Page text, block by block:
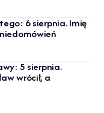
6 sierpnia. Imię
5 sierpnia.
wrócił, a